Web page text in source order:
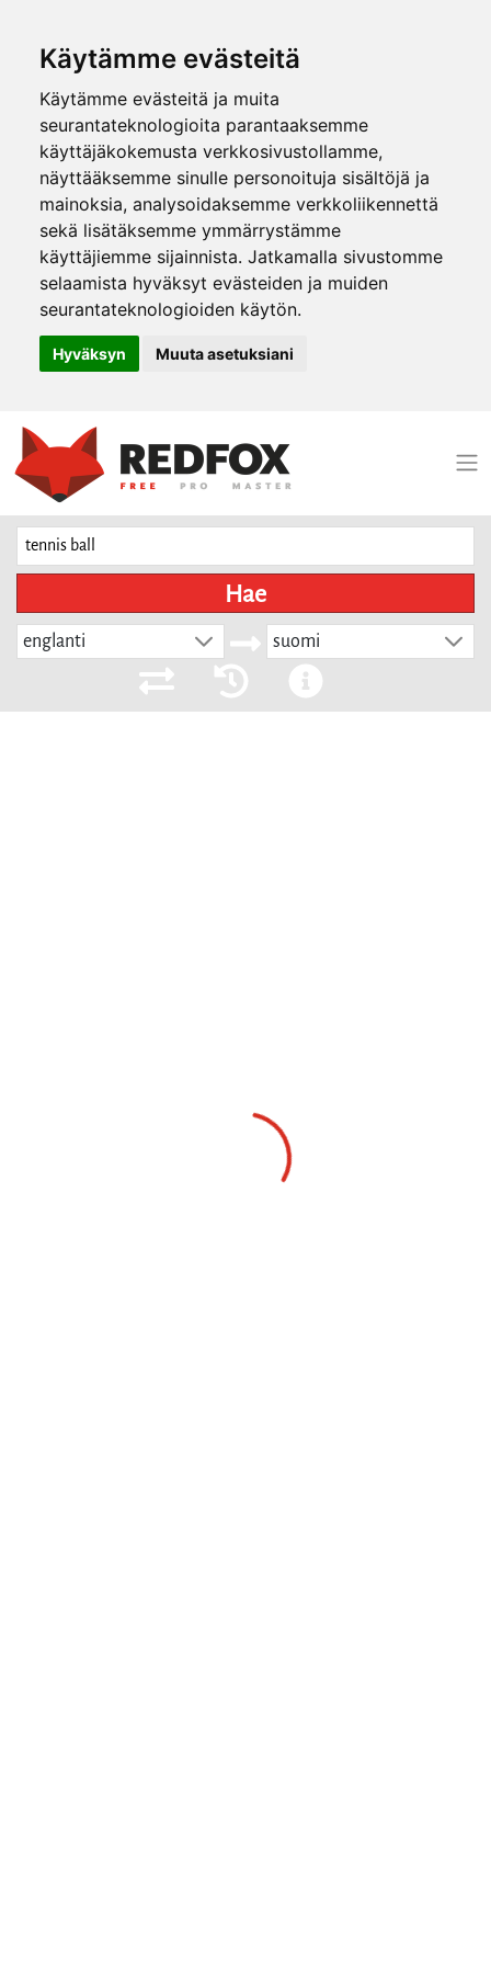
Käytämme evästeitä
Käytämme evästeitä ja muita
seurantateknologioita parantaaksemme
käyttäjäkokemusta verkkosivustollamme,
näyttääksemme sinulle personoituja sisältöjä ja
mainoksia, analysoidaksemme verkkoliikennettä
sekä lisätäksemme ymmärrystämme
käyttäjiemme sijainnista. Jatkamalla sivustomme
selaamista hyväksyt evästeiden ja muiden
seurantateknologioiden käytön.
Hyväksyn Muuta asetuksiani
Hae
englanti suomi